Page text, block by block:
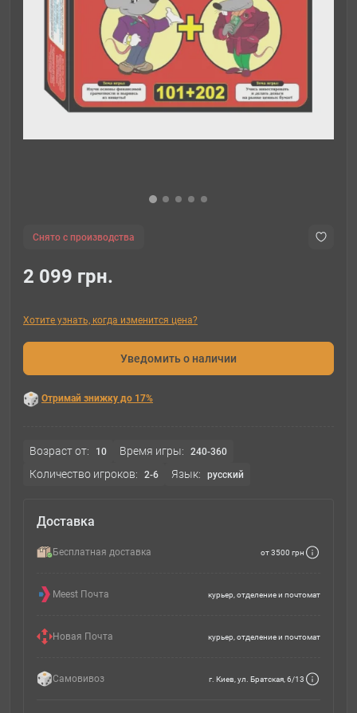
Снято с производства
2 099 грн.
Хотите узнать, когда изменится цена?
Уведомить о наличии
Отримай знижку до 17%
Возраст от: 10 Время игры: 240-360
Количество игроков: 2-6 Язык: русский
Доставка
Бесплатная доставка от 3500 грн
Meest Почта курьер, отделение и почтомат
Новая Почта курьер, отделение и почтомат
Самовивоз г. Киев, ул. Братская, 6/13